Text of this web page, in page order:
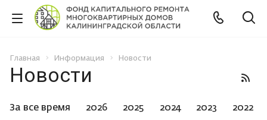
Главная Информация Новости
Новости
За все время 2026 2025 2024 2023
2022